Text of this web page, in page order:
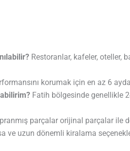
Restoranlar, kafeler, oteller,
korumak için en az 6
Fatih bölgesinde genellikle
parçalar orijinal parçalar ile
ve uzun dönemli kiralama